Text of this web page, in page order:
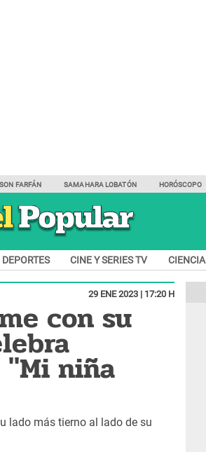
FARFÁN SAMAHARA LOBATÓN HORÓSCOPO
DEPORTES CINE Y SERIES TV CIENCIA
29 ENE 2023 | 17:20 H
con su
niña
lado más tierno al lado de su